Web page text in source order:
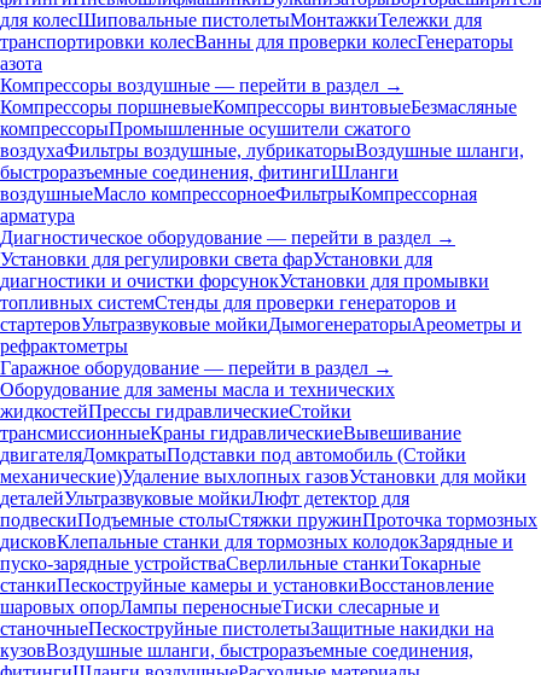
для колесШиповальные пистолетыМонтажкиТележки для
транспортировки колесВанны для проверки колесГенераторы
азота
Компрессоры воздушные — перейти в раздел →
Компрессоры поршневыеКомпрессоры винтовыеБезмасляные
компрессорыПромышленные осушители сжатого
воздухаФильтры воздушные, лубрикаторыВоздушные шланги,
быстроразъемные соединения, фитингиШланги
воздушныеМасло компрессорноеФильтрыКомпрессорная
арматура
Диагностическое оборудование — перейти в раздел →
Установки для регулировки света фарУстановки для
диагностики и очистки форсунокУстановки для промывки
топливных системСтенды для проверки генераторов и
стартеровУльтразвуковые мойкиДымогенераторыАреометры и
рефрактометры
Гаражное оборудование — перейти в раздел →
Оборудование для замены масла и технических
жидкостейПрессы гидравлическиеСтойки
трансмиссионныеКраны гидравлическиеВывешивание
двигателяДомкратыПодставки под автомобиль (Стойки
механические)Удаление выхлопных газовУстановки для мойки
деталейУльтразвуковые мойкиЛюфт детектор для
подвескиПодъемные столыСтяжки пружинПроточка тормозных
дисковКлепальные станки для тормозных колодокЗарядные и
пуско-зарядные устройстваСверлильные станкиТокарные
станкиПескоструйные камеры и установкиВосстановление
шаровых опорЛампы переносныеТиски слесарные и
станочныеПескоструйные пистолетыЗащитные накидки на
кузовВоздушные шланги, быстроразъемные соединения,